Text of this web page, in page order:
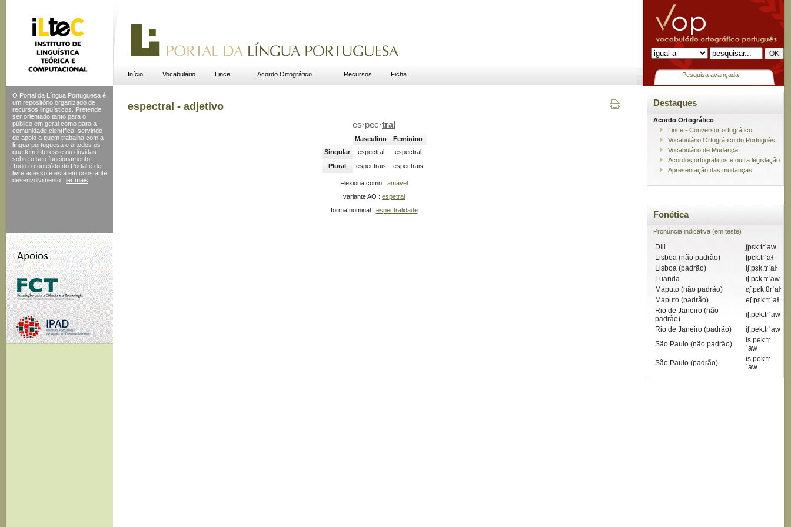
Início Vocabulário Lince Acordo Ortográfico Recursos Ficha Pesquisa avançada
O Portal da Língua Portuguesa é
um repositório organizado de
recursos linguísticos. Pretende
ser orientado tanto para o
público em geral como para a
comunidade científica, servindo
de apoio a quem trabalha com a
língua portuguesa e a todos os
que têm interesse ou dúvidas
sobre o seu funcionamento.
Todo o conteúdo do Portal é de
livre acesso e está em constante
desenvolvimento.
ler mais
espectral - adjetivo
es·pec·tral
Masculino
Feminino
Singular
espectral
espectral
Plural
espectrais espectrais
Flexiona como : amável
variante AO : espetral
forma nominal : espectralidade
Destaques
Acordo Ortográfico
Lince - Conversor ortográfico
Vocabulário Ortográfico do Português
Vocabulário de Mudança
Acordos ortográficos e outra legislação
Apresentação das mudanças
Fonética
Pronúncia indicativa (em teste)
Díli
ʃpɛk.tɾˈaw
Lisboa (não padrão)
ʃpɛk.tɾˈaɫ
Lisboa (padrão)
iʃ.pɛk.tɾˈaɫ
Luanda
ɨʃ.pɛk.tɾˈaw
Maputo (não padrão)
ɛʃ.pɛk.θrˈaɫ
Maputo (padrão)
eʃ.pɛk.trˈaɫ
Rio de Janeiro (não
padrão)
iʃ.pek.tɾˈaw
Rio de Janeiro (padrão)
iʃ.pek.tɾˈaw
São Paulo (não padrão)
is.pek.tɽ
ˈaw
São Paulo (padrão)
is.pek.tɾ
ˈaw